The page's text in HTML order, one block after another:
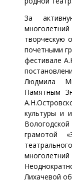
За
творческую
почетными
фестивале
Людмила
Памятным
культуры и
грамотой
Лихачевой